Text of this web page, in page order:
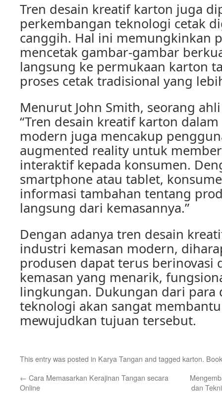
Tren desain kreatif karton juga
perkembangan teknologi cetak
canggih. Hal ini memungkinkan
mencetak gambar-gambar
langsung ke permukaan karton
proses cetak tradisional yang
Menurut John Smith, seorang
“Tren desain kreatif karton
modern juga mencakup
augmented reality untuk
interaktif kepada konsumen.
smartphone atau tablet,
informasi tambahan tentang
langsung dari kemasannya.”
Dengan adanya tren desain
industri kemasan modern,
produsen dapat terus berinovasi
kemasan yang menarik,
lingkungan. Dukungan dari para
teknologi akan sangat
mewujudkan tujuan tersebut.
This entry was posted in Karya Tangan and tagged karton.
← Cara Memasarkan Kerajinan Tangan secara
Online
dan